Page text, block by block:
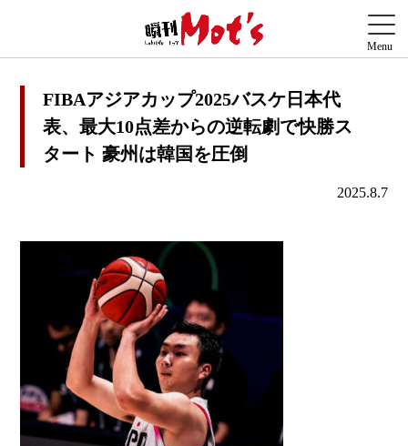
FIBAアジアカップ2025バスケ日本代
表、最大10点差からの逆転劇で快勝ス
タート 豪州は韓国を圧倒
2025.8.7